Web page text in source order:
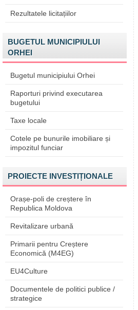
Rezultatele licitațiilor
BUGETUL MUNICIPIULUI
ORHEI
Bugetul municipiului Orhei
Raporturi privind executarea
bugetului
Taxe locale
Cotele pe bunurile imobiliare și
impozitul funciar
PROIECTE INVESTIȚIONALE
Orașe-poli de creștere în
Republica Moldova
Revitalizare urbană
Primarii pentru Creștere
Economică (M4EG)
EU4Culture
Documentele de politici publice /
strategice